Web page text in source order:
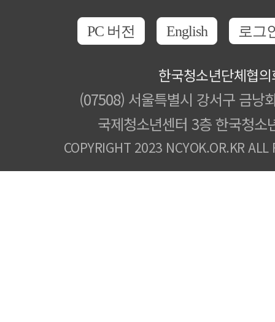
PC 버전 English 로그
한국청소년단체협
(07508) 서울특별시 강서구 금낭
국제청소년센터 3층 한국청소
COPYRIGHT 2023 NCYOK.OR.KR ALL